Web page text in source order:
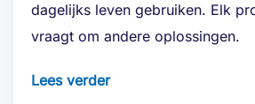
dagelijks leven gebruiken. Elk
vraagt om andere oplossingen.
Lees verder